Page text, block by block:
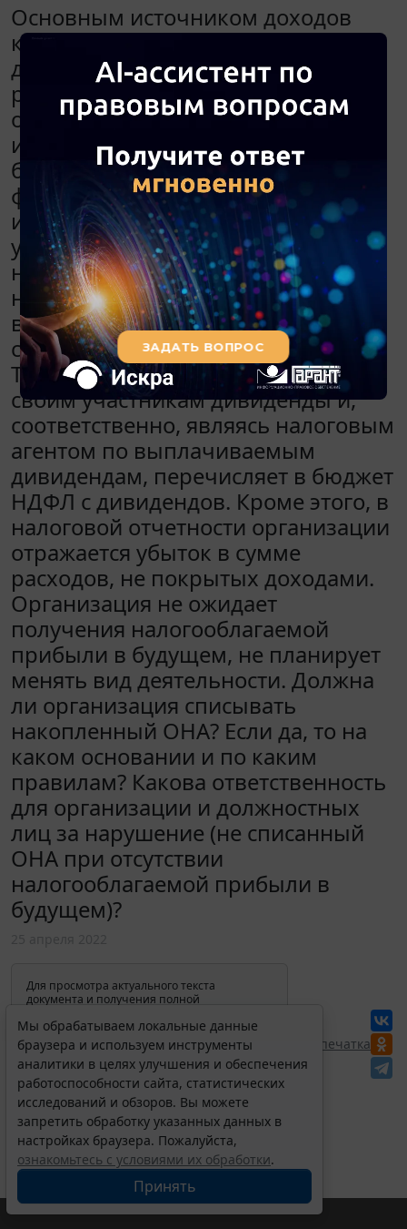
Основным источником доходов
компании является доход от
долевого участия в деятельности
российских дочерних и зависимых
обществ. Данные доходы
исключаются из налогооблагаемой
базы по налогу на прибыль, что
формирует ОНА. Основание
исключения - доходы от долевого
участия в других организациях,
налог с которых удержан
налоговым агентом (источником
выплаты дохода) по ставкам в
соответствии со статьей 284 НК РФ.
То есть общество распределяет
своим участникам дивиденды и,
соответственно, являясь налоговым
агентом по выплачиваемым
дивидендам, перечисляет в бюджет
НДФЛ с дивидендов. Кроме этого, в
налоговой отчетности организации
отражается убыток в сумме
расходов, не покрытых доходами.
Организация не ожидает
получения налогооблагаемой
прибыли в будущем, не планирует
менять вид деятельности. Должна
ли организация списывать
накопленный ОНА? Если да, то на
каком основании и по каким
правилам? Какова ответственность
для организации и должностных
лиц за нарушение (не списанный
ОНА при отсутствии
налогооблагаемой прибыли в
будущем)?
Для просмотра актуального текста
документа и получения полной
изменениях и порядке применения
документа, воспользуйтесь поиском в
Интернет-версии системы ГАРАНТ:
Перепечатка
Мы обрабатываем локальные данные
браузера и используем инструменты
аналитики в целях улучшения и обеспечения
работоспособности сайта, статистических
исследований и обзоров. Вы можете
запретить обработку указанных данных в
настройках браузера. Пожалуйста,
ознакомьтесь с условиями их обработки.
Принять